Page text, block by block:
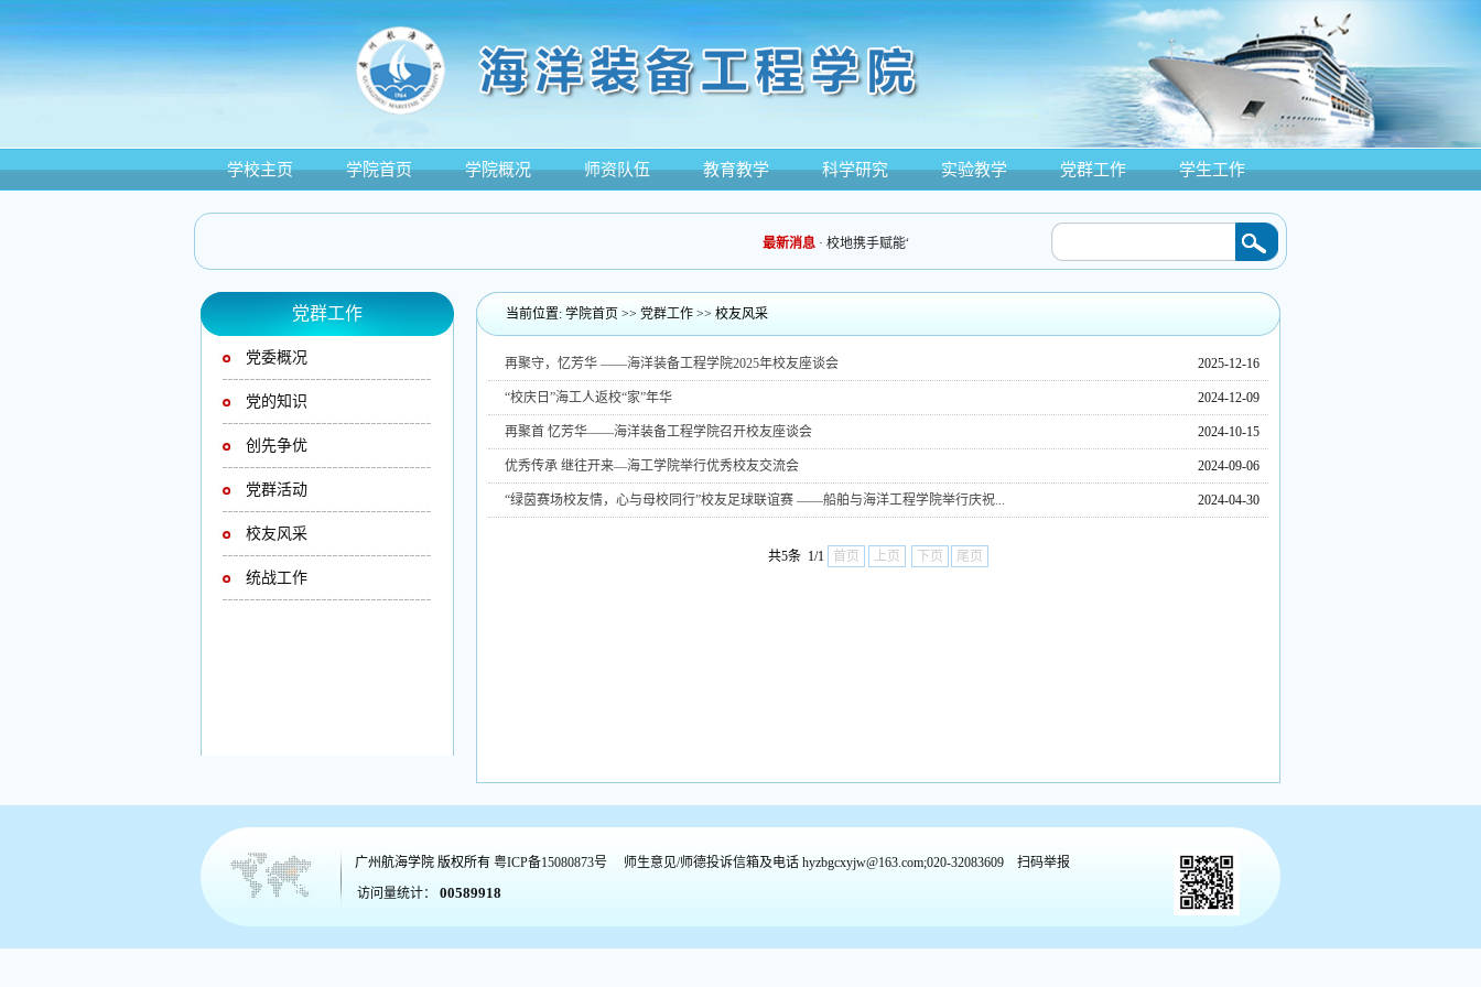
学校主页 学院首页 学院概况 师资队伍 教育教学 科学研究 实验教学 党群工作 学生工作
最新消息 · 校地携手赋能“百千万工程”：海洋装备工程学院“三下乡”打造“蓝桥伙伴”品牌项目落地增城社区
当前位置: 学院首页 >> 党群工作 >> 校友风采
2025-12-16
再聚守，忆芳华 ——海洋装备工程学院2025年校友座谈会
2024-12-09
“校庆日”海工人返校“家”年华
2024-10-15
再聚首 忆芳华——海洋装备工程学院召开校友座谈会
2024-09-06
优秀传承 继往开来—海工学院举行优秀校友交流会
2024-04-30
“绿茵赛场校友情，心与母校同行”校友足球联谊赛 ——船舶与海洋工程学院举行庆祝...
共5条 1/1 首页 上页 下页 尾页
党群工作
党委概况
党的知识
创先争优
党群活动
校友风采
统战工作
广州航海学院 版权所有 粤ICP备15080873号 师生意见/师德投诉信箱及电话 hyzbgcxyjw@163.com;020-32083609 扫码举报
访问量统计：
00589918